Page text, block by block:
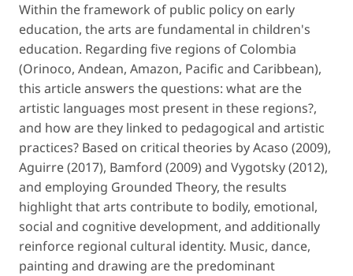
Within the framework of public policy on early
education, the arts are fundamental in children's
education. Regarding five regions of Colombia
(Orinoco, Andean, Amazon, Pacific and Caribbean),
this article answers the questions: what are the
artistic languages most present in these regions?,
and how are they linked to pedagogical and artistic
practices? Based on critical theories by Acaso (2009),
Aguirre (2017), Bamford (2009) and Vygotsky (2012),
and employing Grounded Theory, the results
highlight that arts contribute to bodily, emotional,
social and cognitive development, and additionally
reinforce regional cultural identity. Music, dance,
painting and drawing are the predominant